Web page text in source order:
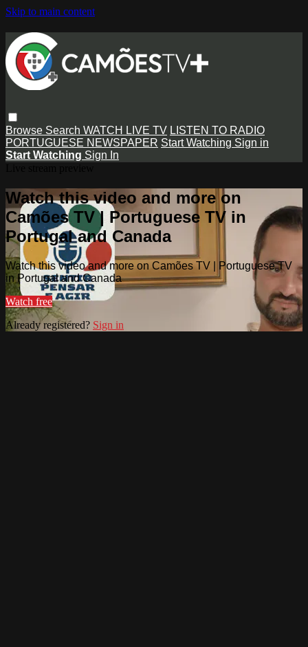
Skip to main content
Browse Search WATCH LIVE TV LISTEN TO RADIO
PORTUGUESE NEWSPAPER Start Watching Sign in
Start Watching Sign In
Watch this video and more on
Camões TV | Portuguese TV in
Portugal and Canada
Watch this video and more on Camões TV | Portuguese TV
in Portugal and Canada
Watch free
Already registered? Sign in